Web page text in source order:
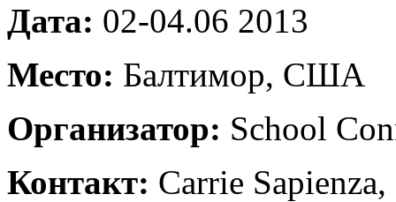
Дата: 02-04.06 2013
Место: Балтимор, США
Организатор: School
Контакт: Carrie